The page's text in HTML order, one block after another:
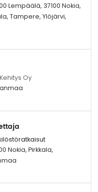
Lempäälä, 37100 Nokia,
Tampere, Ylöjärvi,
Oy
Nokia, Pirkkala,